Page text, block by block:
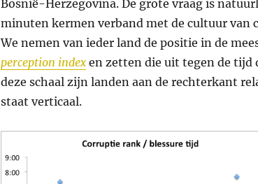
Bosnië-Herzegovina. De grote vraag is
minuten kermen verband met de cultuur van
We nemen van ieder land de positie in de
perception index en zetten die uit tegen de tijd
deze schaal zijn landen aan de rechterkant
staat verticaal.